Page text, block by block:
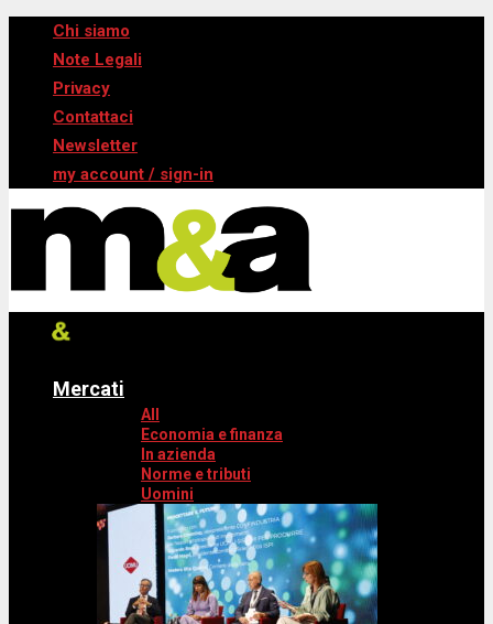
Chi siamo
Note Legali
Privacy
Contattaci
Newsletter
my account / sign-in
Mercati
All
Economia e finanza
In azienda
Norme e tributi
Uomini